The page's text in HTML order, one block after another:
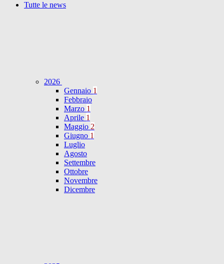
Tutte le news
2026
Gennaio 1
Febbraio
Marzo 1
Aprile 1
Maggio 2
Giugno 1
Luglio
Agosto
Settembre
Ottobre
Novembre
Dicembre